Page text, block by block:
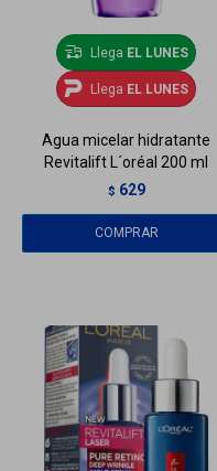
Llega EL LUNES
Llega EL LUNES
Agua micelar hidratante
Revitalift L´oréal 200 ml
$ 629